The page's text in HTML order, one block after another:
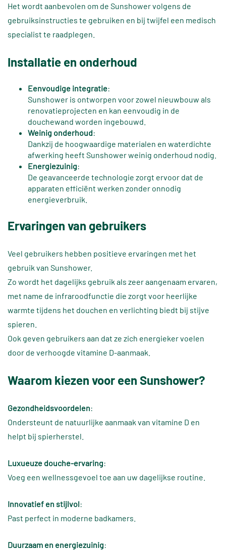
Het wordt aanbevolen om de Sunshower volgens de
gebruiksinstructies te gebruiken en bij twijfel een medisch
specialist te raadplegen.
Installatie en onderhoud
Eenvoudige integratie:
Sunshower is ontworpen voor zowel nieuwbouw als
renovatieprojecten en kan eenvoudig in de
douchewand worden ingebouwd.
Weinig onderhoud:
Dankzij de hoogwaardige materialen en waterdichte
afwerking heeft Sunshower weinig onderhoud nodig.
Energiezuinig:
De geavanceerde technologie zorgt ervoor dat de
apparaten efficiënt werken zonder onnodig
energieverbruik.
Ervaringen van gebruikers
Veel gebruikers hebben positieve ervaringen met het
gebruik van Sunshower.
Zo wordt het dagelijks gebruik als zeer aangenaam ervaren,
met name de infraroodfunctie die zorgt voor heerlijke
warmte tijdens het douchen en verlichting biedt bij stijve
spieren.
Ook geven gebruikers aan dat ze zich energieker voelen
door de verhoogde vitamine D-aanmaak.
Waarom kiezen voor een Sunshower?
Gezondheidsvoordelen:
Ondersteunt de natuurlijke aanmaak van vitamine D en
helpt bij spierherstel.
Luxueuze douche-ervaring:
Voeg een wellnessgevoel toe aan uw dagelijkse routine.
Innovatief en stijlvol:
Past perfect in moderne badkamers.
Duurzaam en energiezuinig: